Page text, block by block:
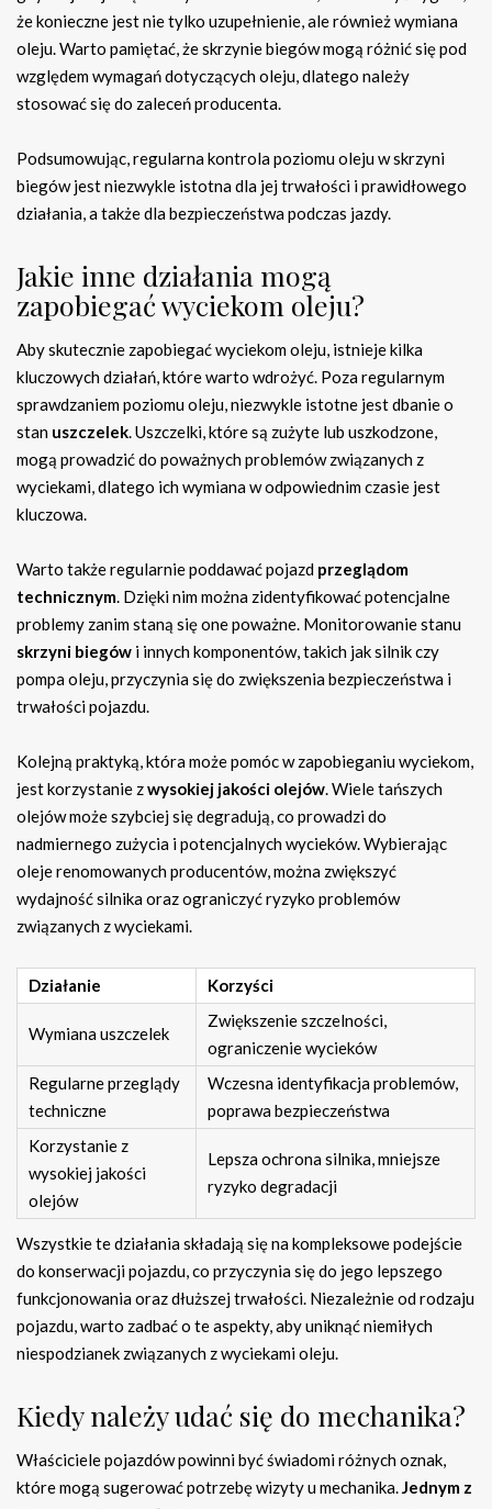
że konieczne jest nie tylko uzupełnienie, ale również wymiana
oleju. Warto pamiętać, że skrzynie biegów mogą różnić się pod
względem wymagań dotyczących oleju, dlatego należy
stosować się do zaleceń producenta.
Podsumowując, regularna kontrola poziomu oleju w skrzyni
biegów jest niezwykle istotna dla jej trwałości i prawidłowego
działania, a także dla bezpieczeństwa podczas jazdy.
Jakie inne działania mogą
zapobiegać wyciekom oleju?
Aby skutecznie zapobiegać wyciekom oleju, istnieje kilka
kluczowych działań, które warto wdrożyć. Poza regularnym
sprawdzaniem poziomu oleju, niezwykle istotne jest dbanie o
stan uszczelek. Uszczelki, które są zużyte lub uszkodzone,
mogą prowadzić do poważnych problemów związanych z
wyciekami, dlatego ich wymiana w odpowiednim czasie jest
kluczowa.
Warto także regularnie poddawać pojazd przeglądom
technicznym. Dzięki nim można zidentyfikować potencjalne
problemy zanim staną się one poważne. Monitorowanie stanu
skrzyni biegów i innych komponentów, takich jak silnik czy
pompa oleju, przyczynia się do zwiększenia bezpieczeństwa i
trwałości pojazdu.
Kolejną praktyką, która może pomóc w zapobieganiu wyciekom,
jest korzystanie zwysokiej jakości olejów. Wiele tańszych
olejów może szybciej się degradują, co prowadzi do
nadmiernego zużycia i potencjalnych wycieków. Wybierając
oleje renomowanych producentów, można zwiększyć
wydajność silnika oraz ograniczyć ryzyko problemów
związanych z wyciekami.
Działanie Korzyści
Wymiana uszczelek
Zwiększenie szczelności,
ograniczenie wycieków
Regularne przeglądy
techniczne
Wczesna identyfikacja problemów,
poprawa bezpieczeństwa
Korzystanie z
wysokiej jakości
olejów
Lepsza ochrona silnika, mniejsze
ryzyko degradacji
Wszystkie te działania składają się na kompleksowe podejście
do konserwacji pojazdu, co przyczynia się do jego lepszego
funkcjonowania oraz dłuższej trwałości. Niezależnie od rodzaju
pojazdu, warto zadbać o te aspekty, aby uniknąć niemiłych
niespodzianek związanych z wyciekami oleju.
Kiedy należy udać się do mechanika?
Właściciele pojazdów powinni być świadomi różnych oznak,
które mogą sugerować potrzebę wizyty u mechanika.Jednym z